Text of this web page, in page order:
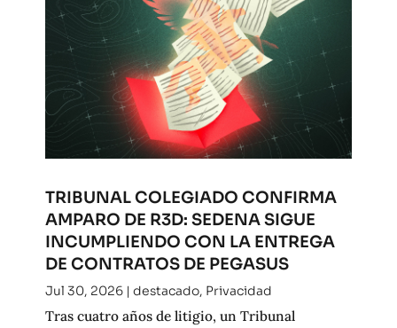
TRIBUNAL COLEGIADO CONFIRMA
AMPARO DE R3D: SEDENA SIGUE
INCUMPLIENDO CON LA ENTREGA
DE CONTRATOS DE PEGASUS
Jul 30, 2026| destacado, Privacidad
Tras cuatro años de litigio, un Tribunal